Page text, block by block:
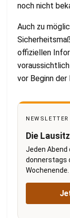
noch nicht
Auch zu
offiziellen
vor Beginn
NEWSLETTER
Die
Jeden Abend
donnerstags